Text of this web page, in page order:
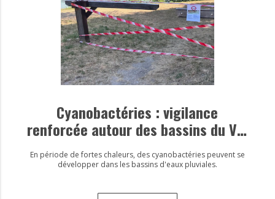
Cyanobactéries : vigilance
renforcée autour des bassins du Val
d’Europe
En période de fortes chaleurs, des cyanobactéries peuvent se
développer dans les bassins d'eaux pluviales.